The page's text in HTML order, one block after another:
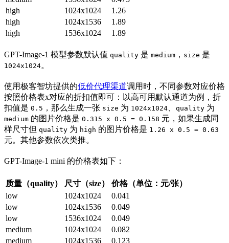
high
1024x1024
1.26
high
1024x1536
1.89
high
1536x1024 1.89
GPT-Image-1 模型参数默认值 quality 是 medium ， size 是
1024x1024。
使用极客智坊提供的低价代理渠道调用时，不同参数对应价格
按照价格表x对应的折扣值即可：以高可用默认通道为例，折
扣值是 0.5 ，那么生成一张 size 为 1024x1024 quality 为
medium 的图片价格是 0.315 x 0.5 = 0.158 元，如果生成同
样尺寸但 quality 为 high 的图片价格是 1.26 x 0.5 = 0.63
元。其他参数依次类推。
GPT-Image-1 mini 的价格表如下：
质量（quality） 尺寸（size）
价格（单位：元/张）
low
1024x1024
0.041
low
1024x1536
0.049
low
1536x1024
0.049
medium
1024x1024
0.082
medium
1024x1536
0.123